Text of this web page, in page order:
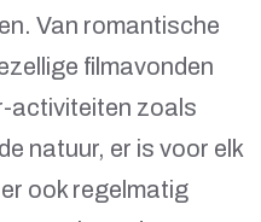
Van romantische
filmavonden
activiteiten zoals
natuur, er is voor elk
ook regelmatig